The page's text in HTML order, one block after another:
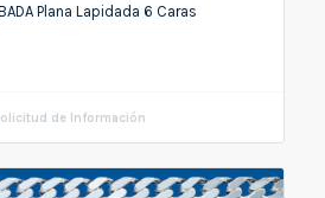
Plana Lapidada 6 Caras
de Información